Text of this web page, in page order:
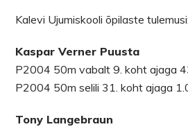
Kalevi Ujumiskooli õpilaste tulemusi:
Kaspar Verner Puusta
P2004 50m vabalt 9. koht ajaga
P2004 50m selili 31. koht ajaga
Tony Langebraun